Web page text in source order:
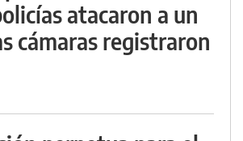
atacaron a un
cámaras registraron